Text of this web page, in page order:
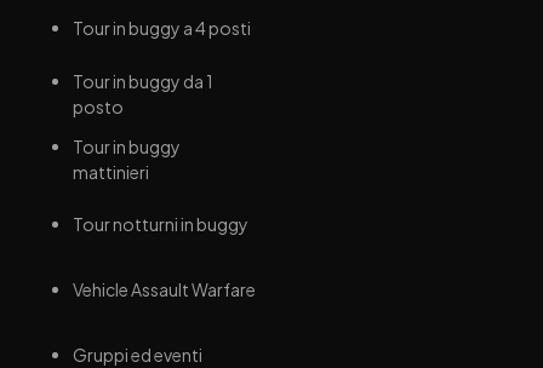
Tour in buggy a 4 posti
Tour in buggy da 1
posto
Tour in buggy
mattinieri
Tour notturni in buggy
Vehicle Assault Warfare
Gruppi ed eventi